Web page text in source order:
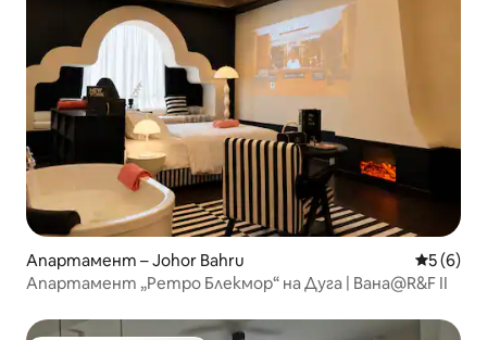
Апартамент – Johor Bahru Средна
5 (6)
Апартамент „Ретро Блекмор“ на Дуга | Вана@R&F II